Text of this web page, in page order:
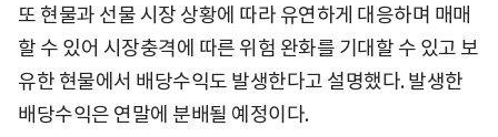
또 현물과 선물 시장 상황에 따라 유연하게 대응하며 매매
할 수 있어 시장충격에 따른 위험 완화를 기대할 수 있고 보
유한 현물에서 배당수익도 발생한다고 설명했다. 발생한
배당수익은 연말에 분배될 예정이다.